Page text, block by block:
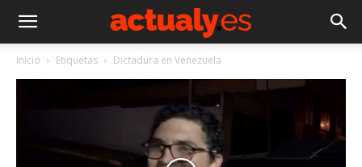
Inicio Etiquetas Dictadura en Venezuela